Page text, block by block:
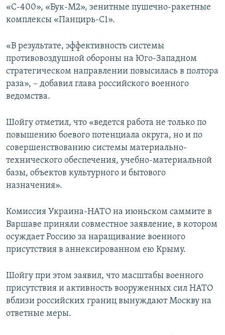
«С-400», «Бук-М2», зенитные пушечно-ракетные
комплексы «Панцирь-С1».
«В результате, эффективность системы
противовоздушной обороны на Юго-Западном
стратегическом направлении повысилась в полтора
раза», – добавил глава российского военного
ведомства.
Шойгу отметил, что «ведется работа не только по
повышению боевого потенциала округа, но и по
совершенствованию системы материально-
технического обеспечения, учебно-материальной
базы, объектов культурного и бытового
назначения».
Комиссия Украина-НАТО на июньском саммите в
Варшаве приняли совместное заявление, в котором
осуждает Россию за наращивание военного
присутствия в аннексированном ею Крыму.
Шойгу при этом заявил, что масштабы военного
присутствия и активность вооруженных сил НАТО
вблизи российских границ вынуждают Москву на
ответные меры.